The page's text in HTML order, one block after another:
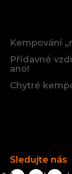
Kempování
Přídavné
ano!
Chytré
Sledujte nás